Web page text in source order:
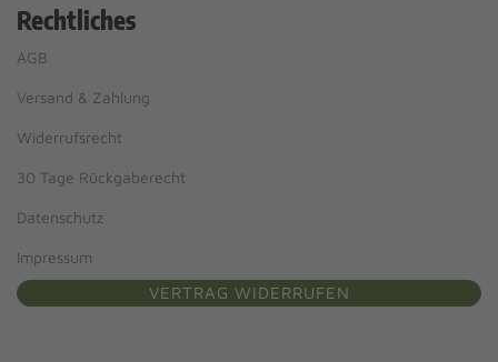
Rechtliches
AGB
Versand & Zahlung
Widerrufsrecht
30 Tage Rückgaberecht
Datenschutz
Impressum
VERTRAG WIDERRUFEN